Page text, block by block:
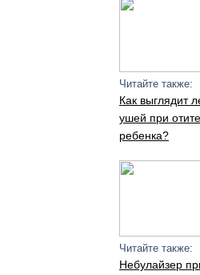
Читайте также:
Как выглядит
ушей при
ребенка?
Читайте также:
Небулайзер